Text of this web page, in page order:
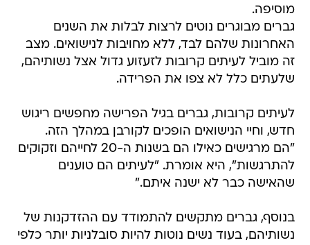
מוסיפה.
גברים מבוגרים נוטים לרצות לבלות את השנים
האחרונות שלהם לבד, ללא מחויבות לנישואים. מצב
זה מוביל לעיתים קרובות לזעזוע גדול אצל נשותיהם,
שלעתים כלל לא צפו את הפרידה.
לעיתים קרובות, גברים בגיל הפרישה מחפשים ריגוש
חדש, וחיי הנישואים הופכים לקורבן במהלך הזה.
"הם מרגישים כאילו הם בשנות ה-20 לחייהם וזקוקים
להתרגשות", היא אומרת. "לעיתים הם טוענים
שהאישה כבר לא ישנה איתם."
בנוסף, גברים מתקשים להתמודד עם ההזדקנות של
נשותיהם, בעוד נשים נוטות להיות סובלניות יותר כלפי